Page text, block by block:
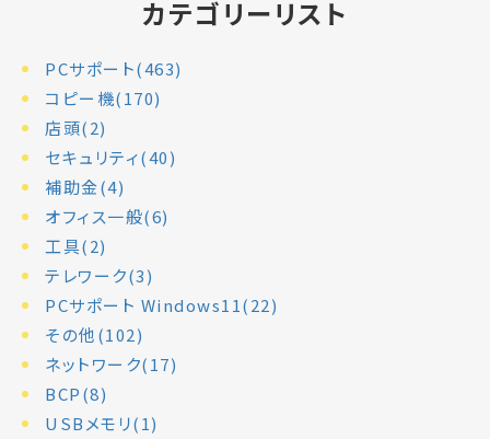
カテゴリーリスト
PCサポート(463)
コピー機(170)
店頭(2)
セキュリティ(40)
補助金(4)
オフィス一般(6)
工具(2)
テレワーク(3)
PCサポート Windows11(22)
その他(102)
ネットワーク(17)
BCP(8)
USBメモリ(1)